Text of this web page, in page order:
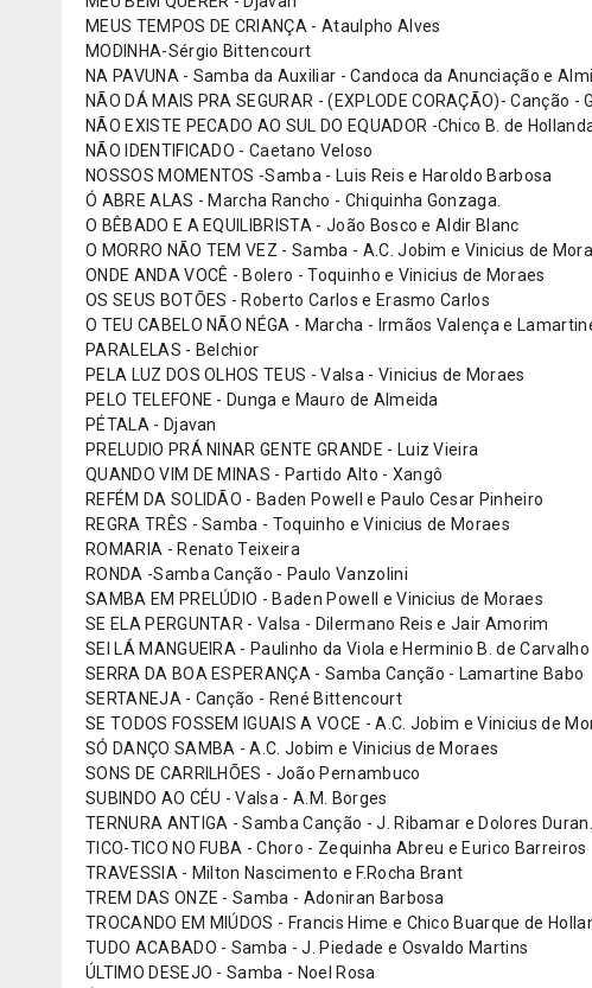
MEUS TEMPOS DE CRIANÇA - Ataulpho Alves
MODINHA-Sérgio Bittencourt
NA PAVUNA - Samba da Auxiliar - Candoca da Anunciação e
NÃO DÁ MAIS PRA SEGURAR - (EXPLODE CORAÇÃO)- Canção -
NÃO EXISTE PECADO AO SUL DO EQUADOR -Chico B. de
NÃO IDENTIFICADO - Caetano Veloso
NOSSOS MOMENTOS -Samba - Luis Reis e Haroldo Barbosa
Ó ABRE ALAS - Marcha Rancho - Chiquinha Gonzaga.
O BÊBADO E A EQUILIBRISTA - João Bosco e Aldir Blanc
O MORRO NÃO TEM VEZ - Samba - A.C. Jobim e Vinicius de
ONDE ANDA VOCÊ - Bolero - Toquinho e Vinicius de Moraes
OS SEUS BOTÕES - Roberto Carlos e Erasmo Carlos
O TEU CABELO NÃO NÉGA - Marcha - Irmãos Valença e
PARALELAS - Belchior
PELA LUZ DOS OLHOS TEUS - Valsa - Vinicius de Moraes
PELO TELEFONE - Dunga e Mauro de Almeida
PÉTALA - Djavan
PRELUDIO PRÁ NINAR GENTE GRANDE - Luiz Vieira
QUANDO VIM DE MINAS - Partido Alto - Xangô
REFÉM DA SOLIDÃO - Baden Powell e Paulo Cesar Pinheiro
REGRA TRÊS - Samba - Toquinho e Vinicius de Moraes
ROMARIA - Renato Teixeira
RONDA -Samba Canção - Paulo Vanzolini
SAMBA EM PRELÚDIO - Baden Powell e Vinicius de Moraes
SE ELA PERGUNTAR - Valsa - Dilermano Reis e Jair Amorim
SEI LÁ MANGUEIRA - Paulinho da Viola e Herminio B. de Carvalho
SERRA DA BOA ESPERANÇA - Samba Canção - Lamartine Babo
SERTANEJA - Canção - René Bittencourt
SE TODOS FOSSEM IGUAIS A VOCE - A.C. Jobim e Vinicius de
SÓ DANÇO SAMBA - A.C. Jobim e Vinicius de Moraes
SONS DE CARRILHÕES - João Pernambuco
SUBINDO AO CÉU - Valsa - A.M. Borges
TERNURA ANTIGA - Samba Canção - J. Ribamar e Dolores Duran.
TICO-TICO NO FUBA - Choro - Zequinha Abreu e Eurico Barreiros
TRAVESSIA - Milton Nascimento e F.Rocha Brant
TREM DAS ONZE - Samba - Adoniran Barbosa
TROCANDO EM MIÚDOS - Francis Hime e Chico Buarque de
TUDO ACABADO - Samba - J. Piedade e Osvaldo Martins
ÚLTIMO DESEJO - Samba - Noel Rosa